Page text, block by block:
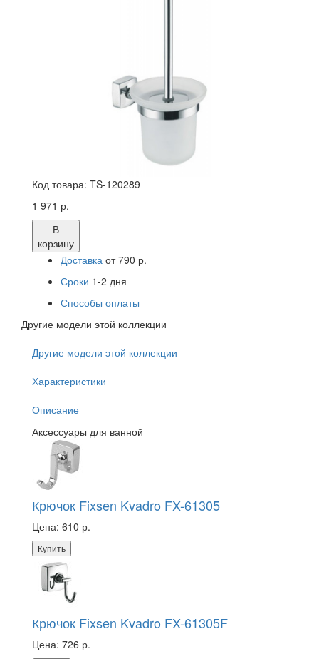
Код товара: TS-120289
1 971 р.
В
корзину
Доставка от 790 р.
Сроки 1-2 дня
Способы оплаты
Другие модели этой коллекции
Другие модели этой коллекции
Характеристики
Описание
Аксессуары для ванной
Крючок Fixsen Kvadro FX-61305
Цена: 610 р.
Купить
Крючок Fixsen Kvadro FX-61305F
Цена: 726 р.